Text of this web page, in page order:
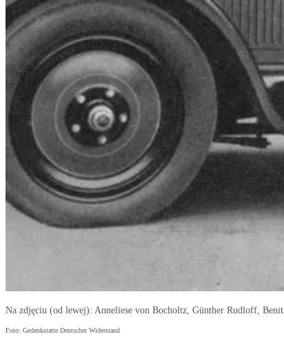
Na zdjęciu (od lewej): Anneliese von Bocholtz, Günther Rudloff,
Foto: Gedenkstatte Deutscher Widerstand